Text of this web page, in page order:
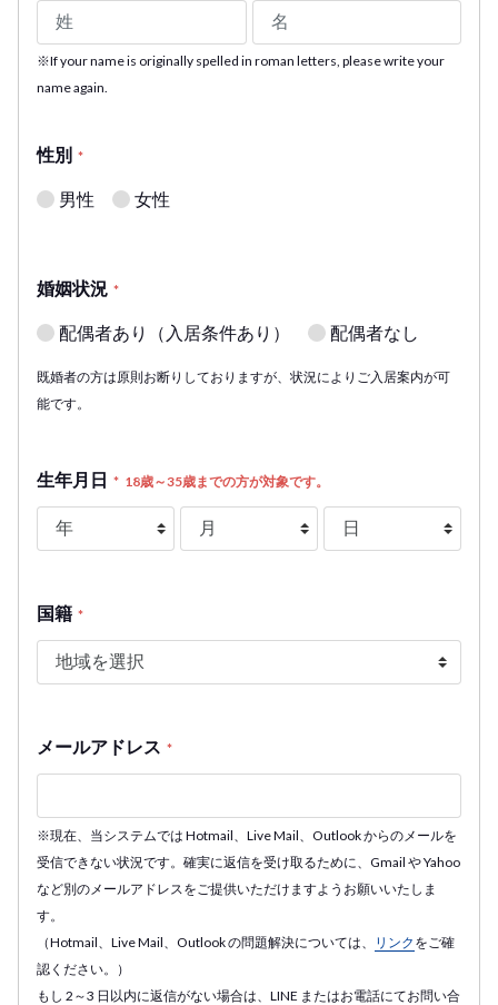
※If your name is originally spelled in roman letters, please write your
name again.
性別 *
男性 女性
婚姻状況 *
配偶者あり（入居条件あり） 配偶者なし
既婚者の方は原則お断りしておりますが、状況によりご入居案内が可
能です。
生年月日 * 18歳～35歳までの方が対象です。
国籍 *
メールアドレス *
※現在、当システムでは Hotmail、Live Mail、Outlook からのメールを
受信できない状況です。確実に返信を受け取るために、Gmail や Yahoo
など別のメールアドレスをご提供いただけますようお願いいたしま
す。
（Hotmail、Live Mail、Outlook の問題解決については、
リンク をご確
認ください。）
もし 2～3 日以内に返信がない場合は、LINE またはお電話にてお問い合